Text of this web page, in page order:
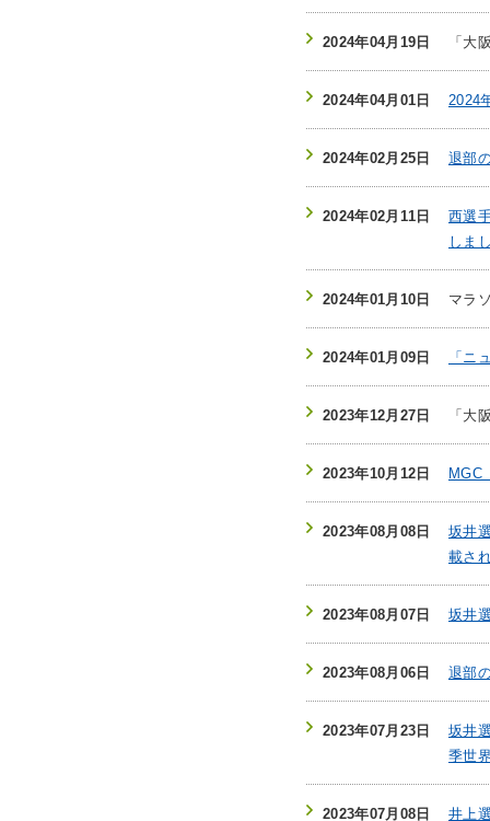
2024年04月19日 「大
2024年04月01日 2024
2024年02月25日 退部
2024年02月11日
西選
しま
2024年01月10日 マラ
2024年01月09日 「ニ
2023年12月27日 「大
2023年10月12日 MGC
2023年08月08日
坂井
載さ
2023年08月07日 坂井
2023年08月06日 退部
2023年07月23日
坂井
季世
2023年07月08日 井上